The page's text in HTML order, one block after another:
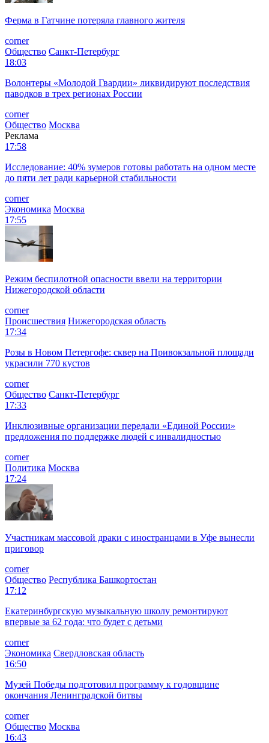
Ферма в Гатчине потеряла главного жителя
corner
Общество Санкт-Петербург
18:03
Волонтеры «Молодой Гвардии» ликвидируют последствия
паводков в трех регионах России
corner
Общество Москва
Реклама
17:58
Исследование: 40% зумеров готовы работать на одном месте
до пяти лет ради карьерной стабильности
corner
Экономика Москва
17:55
Режим беспилотной опасности ввели на территории
Нижегородской области
corner
Происшествия Нижегородская область
17:34
Розы в Новом Петергофе: сквер на Привокзальной площади
украсили 770 кустов
corner
Общество Санкт-Петербург
17:33
Инклюзивные организации передали «Единой России»
предложения по поддержке людей с инвалидностью
corner
Политика Москва
17:24
Участникам массовой драки с иностранцами в Уфе вынесли
приговор
corner
Общество Республика Башкортостан
17:12
Екатеринбургскую музыкальную школу ремонтируют
впервые за 62 года: что будет с детьми
corner
Экономика Свердловская область
16:50
Музей Победы подготовил программу к годовщине
окончания Ленинградской битвы
corner
Общество Москва
16:43